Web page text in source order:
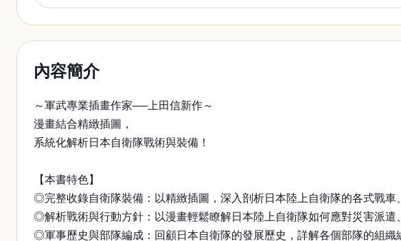
內容簡介
～軍武專業插畫作家──上田信新作～
漫畫結合精緻插圖，
系統化解析日本自衛隊戰術與裝備！
【本書特色】
◎完整收錄自衛隊裝備：以精緻插圖，深入剖析日本陸上自衛隊的各式戰
◎解析戰術與行動方針：以漫畫輕鬆瞭解日本陸上自衛隊如何應對災害派遣
◎軍事歷史與部隊編成：回顧日本自衛隊的發展歷史，詳解各個部隊的組織